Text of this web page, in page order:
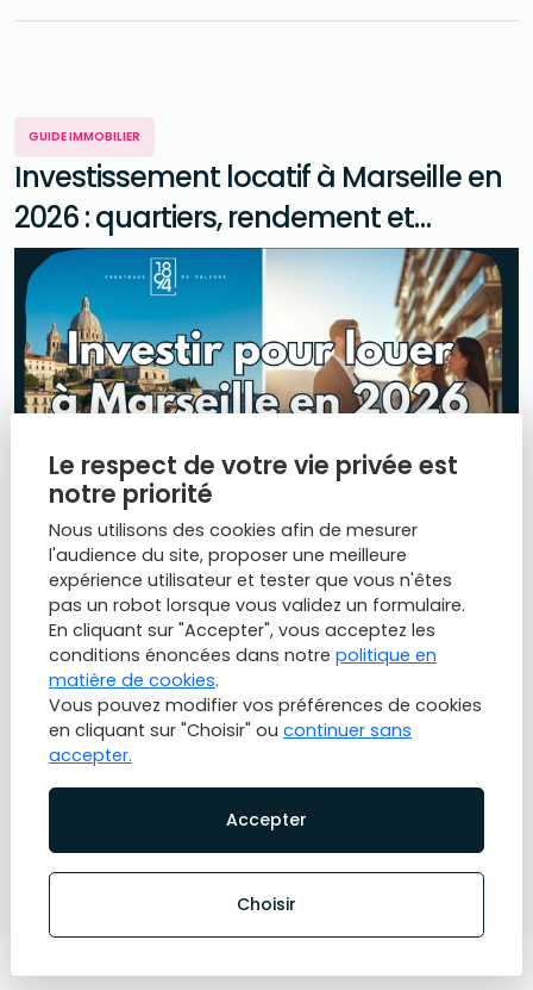
Le respect de votre vie privée est
notre priorité
Nous utilisons des cookies afin de mesurer
l'audience du site, proposer une meilleure
expérience utilisateur et tester que vous n'êtes
pas un robot lorsque vous validez un formulaire.
En cliquant sur "Accepter", vous acceptez les
conditions énoncées dans notre politique en
matière de cookies.
Vous pouvez modifier vos préférences de cookies
en cliquant sur "Choisir" ou continuer sans
accepter.
Accepter
Choisir
GUIDE IMMOBILIER
Investissement locatif à Marseille en
2026 : quartiers, rendement et
conseils avant d'acheter pour louer
Investissement locatif à Marseille en 2026 : quartiers, rendement
et conseils avant d'acheter pour louerMarseille confirme en 2026
sa place parmi les...
Lire l'article
Consulter tous nos articles